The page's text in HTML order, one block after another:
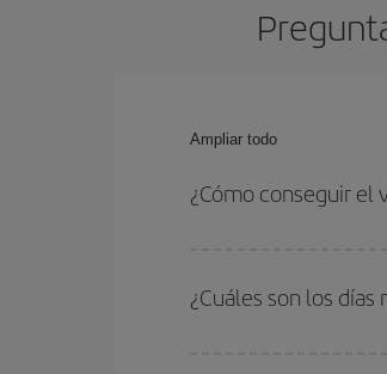
Ampliar todo
¿Cómo conseguir el
fechas y horarios de ida y
¿Cuáles son los